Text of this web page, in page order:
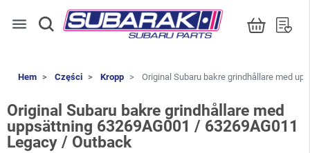
menu
Hem Części Kropp Original Subaru bakre grindhållare med
Original Subaru bakre grindhållare med
uppsättning 63269AG001 / 63269AG011
Legacy / Outback